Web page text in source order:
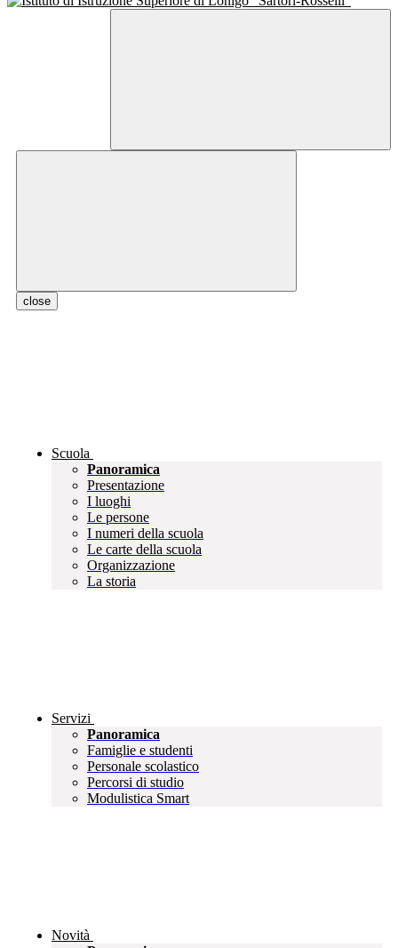
close
Scuola
Panoramica
Presentazione
I luoghi
Le persone
I numeri della scuola
Le carte della scuola
Organizzazione
La storia
Servizi
Panoramica
Famiglie e studenti
Personale scolastico
Percorsi di studio
Modulistica Smart
Novità